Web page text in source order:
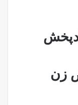
زن